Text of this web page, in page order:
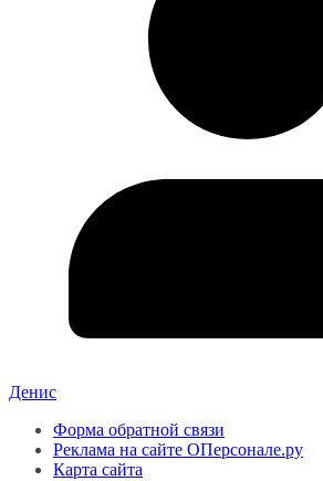
Денис
Форма обратной связи
Реклама на сайте ОПерсонале.ру
Карта сайта